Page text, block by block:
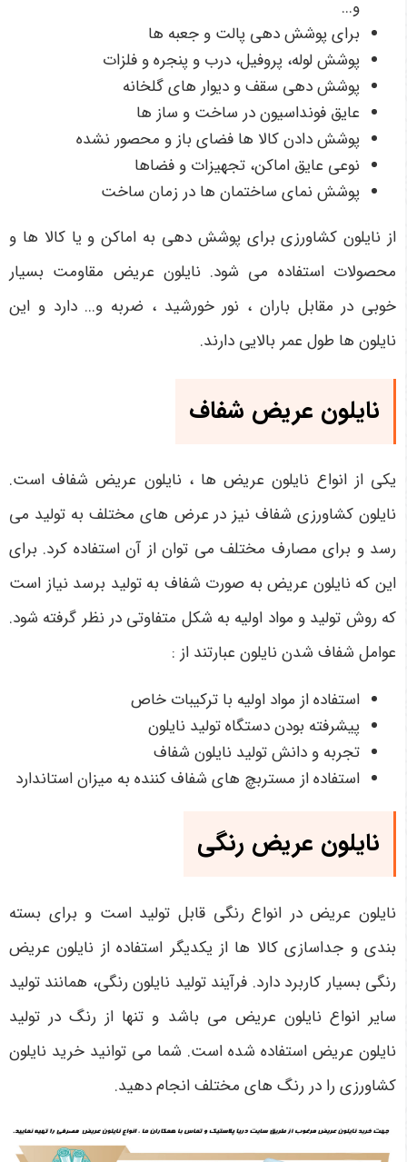
و...
برای پوشش دهی پالت و جعبه ها
پوشش لوله، پروفیل، درب و پنجره و فلزات
پوشش دهی سقف و دیوار های گلخانه
عایق فونداسیون در ساخت و ساز ها
پوشش دادن کالا ها فضای باز و محصور نشده
نوعی عایق اماکن، تجهیزات و فضاها
پوشش نمای ساختمان ها در زمان ساخت
از نایلون کشاورزی برای پوشش دهی به اماکن و یا کالا ها و
محصولات استفاده می شود. نایلون عریض مقاومت بسیار
خوبی در مقابل باران ، نور خورشید ، ضربه و... دارد و این
نایلون ها طول عمر بالایی دارند.
نایلون عریض شفاف
یکی از انواع نایلون عریض ها ، نایلون عریض شفاف است.
نایلون کشاورزی شفاف نیز در عرض های مختلف به تولید می
رسد و برای مصارف مختلف می توان از آن استفاده کرد. برای
این که نایلون عریض به صورت شفاف به تولید برسد نیاز است
که روش تولید و مواد اولیه به شکل متفاوتی در نظر گرفته شود.
عوامل شفاف شدن نایلون عبارتند از :
استفاده از مواد اولیه با ترکیبات خاص
پیشرفته بودن دستگاه تولید نایلون
تجربه و دانش تولید نایلون شفاف
استفاده از مستربچ های شفاف کننده به میزان استاندارد
نایلون عریض رنگی
نایلون عریض در انواع رنگی قابل تولید است و برای بسته
بندی و جداسازی کالا ها از یکدیگر استفاده از نایلون عریض
رنگی بسیار کاربرد دارد. فرآیند تولید نایلون رنگی، همانند تولید
سایر انواع نایلون عریض می باشد و تنها از رنگ در تولید
نایلون عریض استفاده شده است. شما می توانید خرید نایلون
کشاورزی را در رنگ های مختلف انجام دهید.